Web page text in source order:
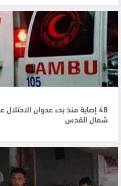
48 إصابة منذ بدء عدوان
شمال القدس